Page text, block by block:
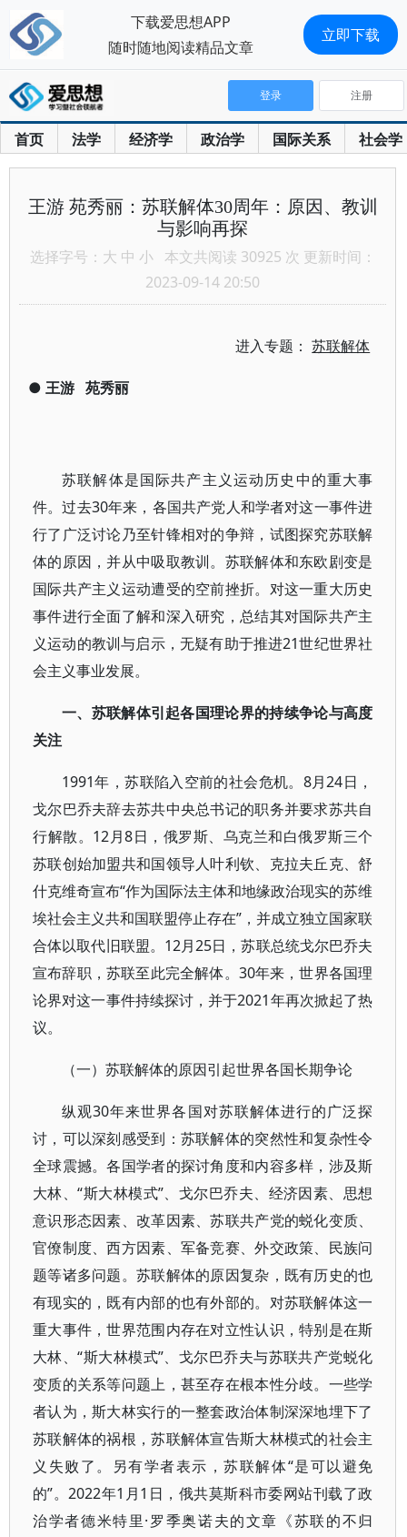
首页 法学 经济学 政治学 国际关系 社会学
登录 注册
王游 苑秀丽：苏联解体30周年：原因、教训
与影响再探
选择字号： 大 中 小 本文共阅读 30925 次 更新时间：
2023-09-14 20:50
进入专题：苏联解体
● 王游 苑秀丽
苏联解体是国际共产主义运动历史中的重大事
件。过去30年来，各国共产党人和学者对这一事件进
行了广泛讨论乃至针锋相对的争辩，试图探究苏联解
体的原因，并从中吸取教训。苏联解体和东欧剧变是
国际共产主义运动遭受的空前挫折。对这一重大历史
事件进行全面了解和深入研究，总结其对国际共产主
义运动的教训与启示，无疑有助于推进21世纪世界社
会主义事业发展。
一、苏联解体引起各国理论界的持续争论与高度
关注
1991年，苏联陷入空前的社会危机。8月24日，
戈尔巴乔夫辞去苏共中央总书记的职务并要求苏共自
行解散。12月8日，俄罗斯、乌克兰和白俄罗斯三个
苏联创始加盟共和国领导人叶利钦、克拉夫丘克、舒
什克维奇宣布“作为国际法主体和地缘政治现实的苏维
埃社会主义共和国联盟停止存在”，并成立独立国家联
合体以取代旧联盟。12月25日，苏联总统戈尔巴乔夫
宣布辞职，苏联至此完全解体。30年来，世界各国理
论界对这一事件持续探讨，并于2021年再次掀起了热
议。
（一）苏联解体的原因引起世界各国长期争论
纵观30年来世界各国对苏联解体进行的广泛探
讨，可以深刻感受到：苏联解体的突然性和复杂性令
全球震撼。各国学者的探讨角度和内容多样，涉及斯
大林、“斯大林模式”、戈尔巴乔夫、经济因素、思想
意识形态因素、改革因素、苏联共产党的蜕化变质、
官僚制度、西方因素、军备竞赛、外交政策、民族问
题等诸多问题。苏联解体的原因复杂，既有历史的也
有现实的，既有内部的也有外部的。对苏联解体这一
重大事件，世界范围内存在对立性认识，特别是在斯
大林、“斯大林模式”、戈尔巴乔夫与苏联共产党蜕化
变质的关系等问题上，甚至存在根本性分歧。一些学
者认为，斯大林实行的一整套政治体制深深地埋下了
苏联解体的祸根，苏联解体宣告斯大林模式的社会主
义失败了。另有学者表示，苏联解体“是可以避免
的”。2022年1月1日，俄共莫斯科市委网站刊载了政
治学者德米特里·罗季奥诺夫的文章《苏联的不归
下载爱思想APP
随时随地阅读精品文章
立即下载